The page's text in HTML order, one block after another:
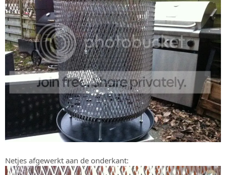
Netjes afgewerkt aan de onderkant: